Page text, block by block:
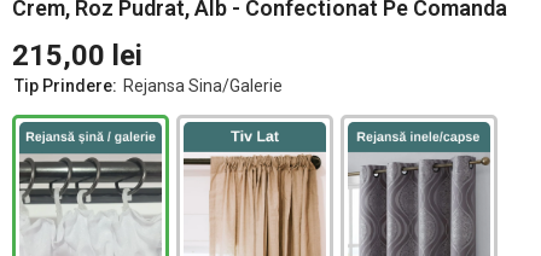
Crem, Roz Pudrat, Alb - Confectionat Pe Comanda
215,00 lei
Tip Prindere: Rejansa Sina/Galerie